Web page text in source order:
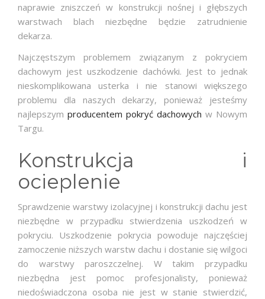
naprawie zniszczeń w konstrukcji nośnej i głębszych
warstwach blach niezbędne będzie zatrudnienie
dekarza.
Najczęstszym problemem związanym z pokryciem
dachowym jest uszkodzenie dachówki. Jest to jednak
nieskomplikowana usterka i nie stanowi większego
problemu dla naszych dekarzy, ponieważ jesteśmy
najlepszym producentem pokryć dachowych w Nowym
Targu.
Konstrukcja i
ocieplenie
Sprawdzenie warstwy izolacyjnej i konstrukcji dachu jest
niezbędne w przypadku stwierdzenia uszkodzeń w
pokryciu. Uszkodzenie pokrycia powoduje najczęściej
zamoczenie niższych warstw dachu i dostanie się wilgoci
do warstwy paroszczelnej. W takim przypadku
niezbędna jest pomoc profesjonalisty, ponieważ
niedoświadczona osoba nie jest w stanie stwierdzić,